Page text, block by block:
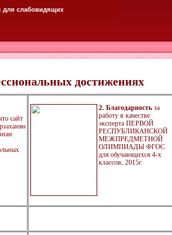
для слабовидящих
достижениях
сайт
2. Благодарность за
работу в качестве
эксперта ПЕРВОЙ
РЕСПУБЛИКАНСКОЙ
МЕЖПРЕДМЕТНОЙ
ОЛИМПИАДЫ ФГОС
для обучающихся 4-х
классов, 2015г.